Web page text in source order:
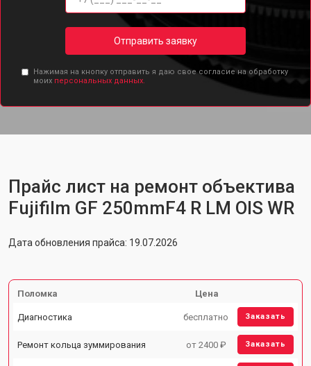
Отправить заявку
Нажимая на кнопку отправить я даю свое согласие на обработку
моих персональных данных.
Прайс лист на ремонт объектива
Fujifilm GF 250mmF4 R LM OIS WR
Дата обновления прайса: 19.07.2026
Поломка Цена
Диагностика бесплатно Заказать
Ремонт кольца зуммирования от 2400 ₽ Заказать